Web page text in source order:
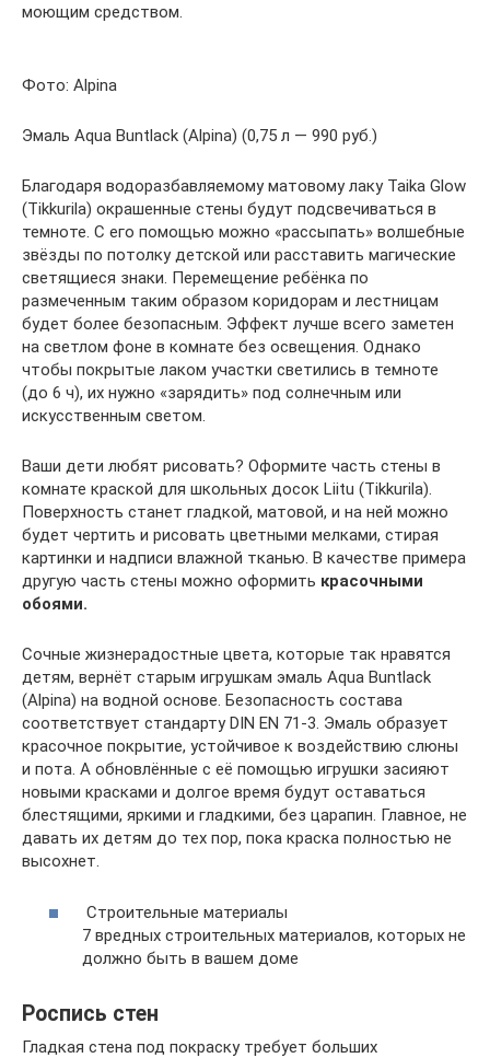
моющим средством.
Фото: Alpina
Эмаль Aqua Buntlack (Alpina) (0,75 л — 990 руб.)
Благодаря водоразбавляемому матовому лаку Taika Glow
(Tikkurila) окрашенные стены будут подсвечиваться в
темноте. С его помощью можно «рассыпать» волшебные
звёзды по потолку детской или расставить магические
светящиеся знаки. Перемещение ребёнка по
размеченным таким образом коридорам и лестницам
будет более безопасным. Эффект лучше всего заметен
на светлом фоне в комнате без освещения. Однако
чтобы покрытые лаком участки светились в темноте
(до 6 ч), их нужно «зарядить» под солнечным или
искусственным светом.
Ваши дети любят рисовать? Оформите часть стены в
комнате краской для школьных досок Liitu (Tikkurila).
Поверхность станет гладкой, матовой, и на ней можно
будет чертить и рисовать цветными мелками, стирая
картинки и надписи влажной тканью. В качестве примера
другую часть стены можно оформить красочными
обоями.
Сочные жизнерадостные цвета, которые так нравятся
детям, вернёт старым игрушкам эмаль Aqua Buntlack
(Alpina) на водной основе. Безопасность состава
соответствует стандарту DIN EN 71-3. Эмаль образует
красочное покрытие, устойчивое к воздействию слюны
и пота. А обновлённые с её помощью игрушки засияют
новыми красками и долгое время будут оставаться
блестящими, яркими и гладкими, без царапин. Главное, не
давать их детям до тех пор, покa краска полностью не
высохнет.
Строительные материалы
7 вредных строительных материалов, которых не
должно быть в вашем доме
Роспись стен
Гладкая стена под покраску требует больших